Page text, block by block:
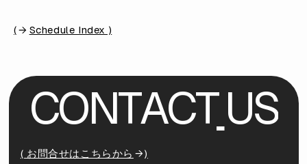
( Schedule Index )
CONTACT US
( お問合せはこちらから )